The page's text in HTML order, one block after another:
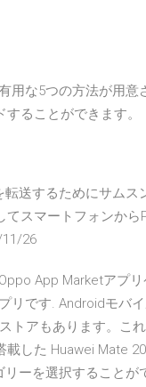
な5つの方法が用意
ることができます。
送するためにサムス
スマートフォンから
26
App Marketアプ
リです. Androidモバ
トアもあります。こ
した Huawei Mate
ーを選択することが